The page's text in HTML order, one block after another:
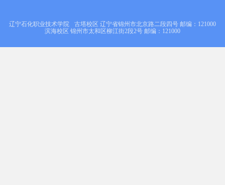
辽宁石化职业技术学院
古塔校区 辽宁省锦州市北京路二段四号 邮编：121000
滨海校区 锦州市太和区柳江街2段2号 邮编：121000